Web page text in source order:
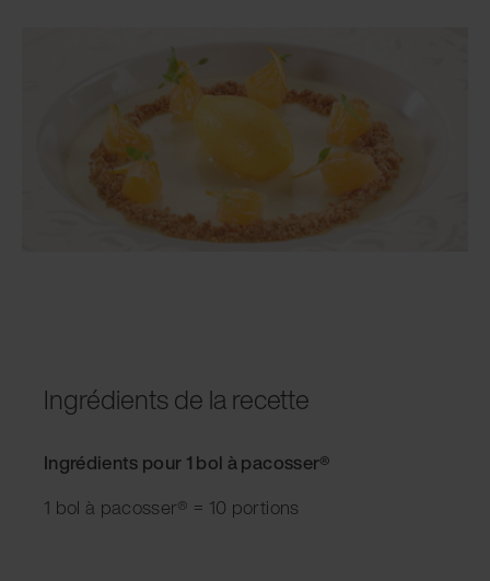
Ingrédients de la recette
Ingrédients pour 1 bol à pacosser®
1 bol à pacosser® = 10 portions